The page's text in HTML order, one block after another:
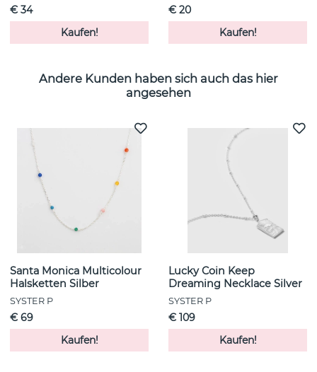
€ 34
Kaufen!
€ 20
Kaufen!
Andere Kunden haben sich auch das hier
angesehen
Santa Monica Multicolour
Halsketten Silber
SYSTER P
€ 69
Kaufen!
Lucky Coin Keep
Dreaming Necklace Silver
SYSTER P
€ 109
Kaufen!